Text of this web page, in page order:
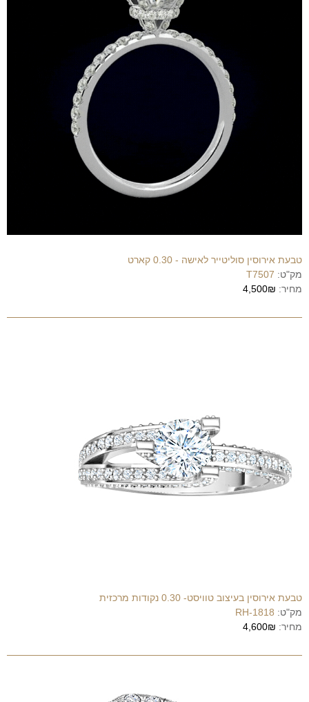
טבעת אירוסין סוליטייר לאישה - 0.30 קארט
מק"ט: T7507
מחיר: 4,500₪
טבעת אירוסין בעיצוב טוויסט- 0.30 נקודות מרכזית
מק"ט: RH-1818
מחיר: 4,600₪